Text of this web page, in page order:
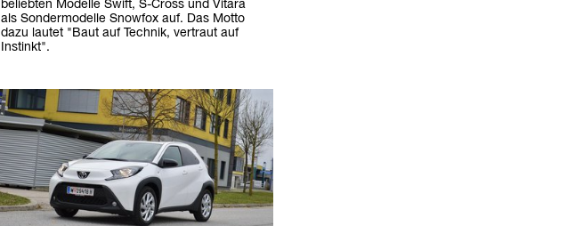
beliebten Modelle Swift, S-Cross und Vitara
als Sondermodelle Snowfox auf. Das Motto
dazu lautet "Baut auf Technik, vertraut auf
Instinkt".